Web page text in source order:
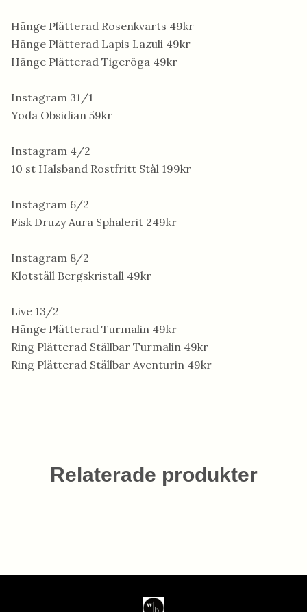
Hänge Plätterad Rosenkvarts 49kr
Hänge Plätterad Lapis Lazuli 49kr
Hänge Plätterad Tigeröga 49kr
Instagram 31/1
Yoda Obsidian 59kr
Instagram 4/2
10 st Halsband Rostfritt Stål 199kr
Instagram 6/2
Fisk Druzy Aura Sphalerit 249kr
Instagram 8/2
Klotställ Bergskristall 49kr
Live 13/2
Hänge Plätterad Turmalin 49kr
Ring Plätterad Ställbar Turmalin 49kr
Ring Plätterad Ställbar Aventurin 49kr
Relaterade produkter